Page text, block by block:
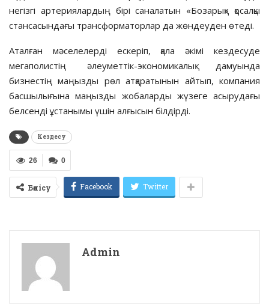
негізгі артериялардың бірі саналатын «Бозарық» қосалқы
стансасындағы трансформаторлар да жөндеуден өтеді.
Аталған мәселелерді ескеріп, қала әкімі кездесуде
мегаполистің әлеуметтік-экономикалық дамуында
бизнестің маңызды рөл атқаратынын айтып, компания
басшылығына маңызды жобаларды жүзеге асырудағы
белсенді ұстанымы үшін алғысын білдірді.
Кездесу
0
26
Бөлісу Facebook Twitter
Admin